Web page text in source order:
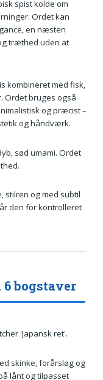
spist kolde om
Ordet kan
en næsten
træthed uden at
kombineret med fisk,
Ordet bruges også
og præcist –
og håndværk.
sød umami. Ordet
stilren og med subtil
den for kontrolleret
bogstaver
'Japansk ret'.
skinke, forårsløg og
lånt og tilpasset